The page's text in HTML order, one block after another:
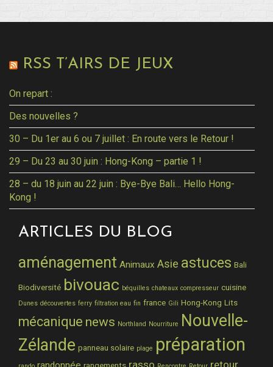
RSS T’AIRS DE JEUX
On repart :
Des nouvelles ?
30 – Du 1er au 6 ou 7 juillet : En route vers le Retour !
29 – Du 23 au 30 juin : Hong-Kong – partie 1 !
28 – du 18 juin au 22 juin : Bye-Bye Bali… Hello Hong-
Kong !
ARTICLES DU BLOG
aménagement Animaux Asie astuces Bali
Biodiversité bivouac béquilles chateaux compresseur cuisine
Dunes découvertes ferry filtration eau fin france Gili Hong-Kong Lits
mécanique news Northland Nourriture Nouvelle-
Zélande panneau solaire plage préparation
rasso retour